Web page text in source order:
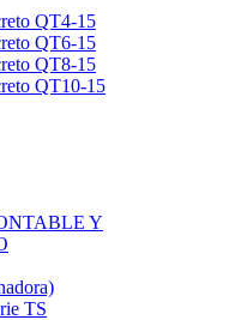
QT4-15
QT6-15
QT8-15
QT10-15
Y
TS